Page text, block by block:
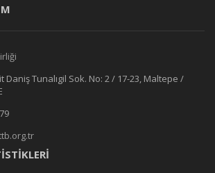
Daniş Tunalıgil Sok. No: 2 / 17-23, Maltepe /